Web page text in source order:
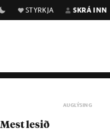
STYRKJA SKRÁ INN
Mest lesið